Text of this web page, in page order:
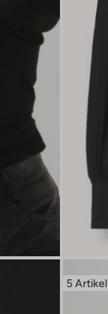
5 Artikel